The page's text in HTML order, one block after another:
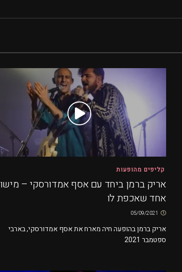
קליפים מהופעות
אריק ברמן ביחד עם אסף אמדורסקי – מישו
אחד שאכפת לו
אריק ברמן בהופעה חיה מארח את אסף אמדורסקי, בארבי
ספטמבר 2021